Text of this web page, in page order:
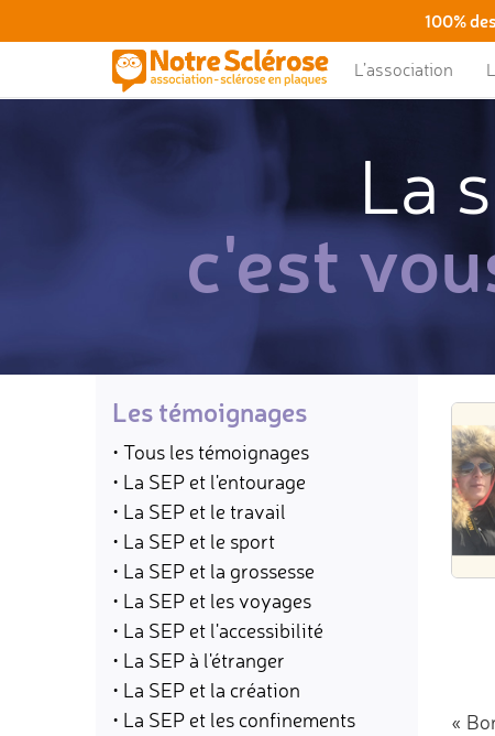
100%
L’association
La
c'est
Les témoignages
• Tous les témoignages
• La SEP et l'entourage
• La SEP et le travail
• La SEP et le sport
• La SEP et la grossesse
• La SEP et les voyages
• La SEP et l'accessibilité
• La SEP à l'étranger
• La SEP et la création
• La SEP et les confinements
«